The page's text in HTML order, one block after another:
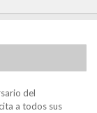
del
a todos sus